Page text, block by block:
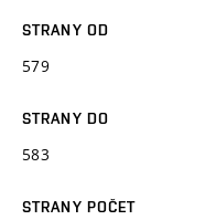
STRANY OD
579
STRANY DO
583
STRANY POČET